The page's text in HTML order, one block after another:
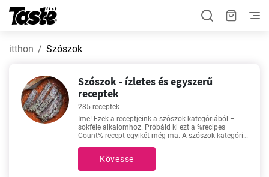
itthon Szószok
Szószok - ízletes és egyszerű
receptek
285 receptek
Íme! Ezek a receptjeink a szószok kategóriából –
sokféle alkalomhoz. Próbáld ki ezt a %recipes
Count% recept egyikét még ma. A szószok kategória
választani a sok recept közül, akkor ne hagyd ki
ezeket a közkedvelt és népszerű recepteket -
Kövesse